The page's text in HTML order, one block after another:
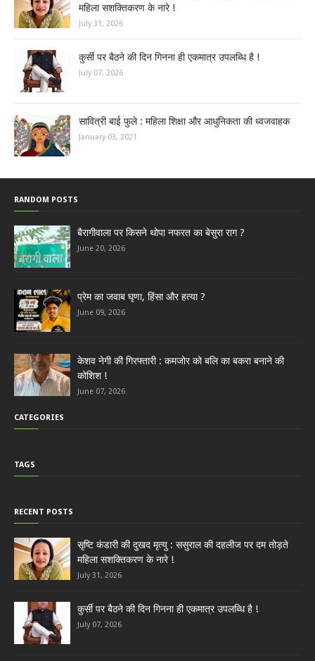
महिला सशक्तिकरण के नारे !
July 31, 2026
कुर्सी पर बैठने की दिन गिनना ही एकमात्र उपलब्धि है !
July 07, 2026
सावित्री बाई फुले : महिला शिक्षा और आधुनिकता की ध्वजवाहक
January 03, 2021
RANDOM POSTS
बैरागीवाला पर किसने थोपा नफरत का बेसुरा राग ?
June 20, 2026
प्रेम का जवाब घृणा, हिंसा और हत्या ?
June 09, 2026
केशव नेगी की गिरफ्तारी : कमजोर को बलि का बकरा बनाने की
कोशिश !
June 07, 2026
CATEGORIES
TAGS
RECENT POSTS
सृष्टि कंडारी की दुखद मृत्यु : ससुराल की दहलीज पर दम तोड़ते
महिला सशक्तिकरण के नारे !
July 31, 2026
कुर्सी पर बैठने की दिन गिनना ही एकमात्र उपलब्धि है !
July 07, 2026